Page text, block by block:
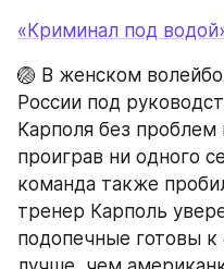
«Криминал под
🏐 В женском
России под
Карполя без
проиграв ни одного
команда также
тренер Карполь
подопечные готовы